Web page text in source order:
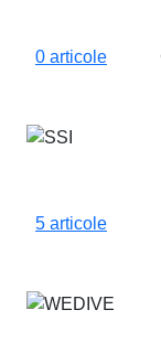
0 articole
5 articole